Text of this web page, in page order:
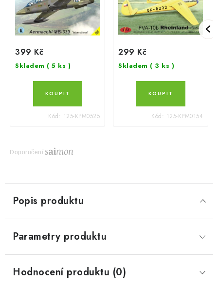
399 Kč
Skladem ( 5 ks )
Kód: 125-KPM0525
299 Kč
Skladem ( 3 ks )
Kód: 125-KPM0154
Doporučení
Popis produktu
Parametry produktu
Hodnocení produktu (0)